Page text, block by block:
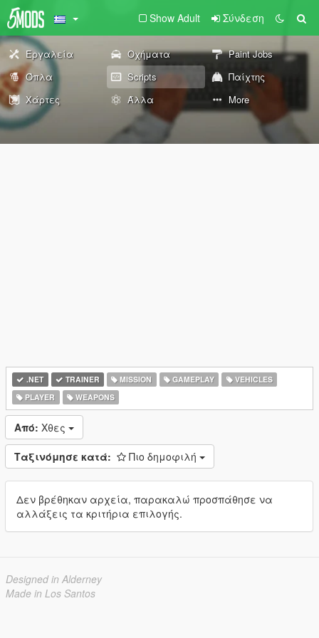
Show Adult Σύνδεση
Εργαλεία Οχήματα
Paint Jobs
Όπλα
Scripts
Παίχτης
Χάρτες
Άλλα More
.NET TRAINER MISSION GAMEPLAY
VEHICLES
PLAYER
WEAPONS
Από: Χθες
Ταξινόμησε κατά: Πιο δημοφιλή
Δεν βρέθηκαν αρχεία, παρακαλώ προσπάθησε να
αλλάξεις τα κριτήρια επιλογής.
Designed in Alderney
Made in Los Santos